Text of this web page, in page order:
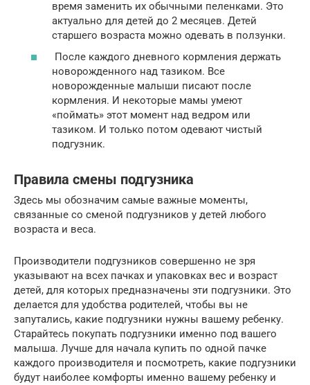
время заменить их обычными пеленками. Это
актуально для детей до 2 месяцев. Детей
старшего возраста можно одевать в ползунки.
После каждого дневного кормления держать
новорожденного над тазиком. Все
новорожденные малыши писают после
кормления. И некоторые мамы умеют
«поймать» этот момент над ведром или
тазиком. И только потом одевают чистый
подгузник.
Правила смены подгузника
Здесь мы обозначим самые важные моменты,
связанные со сменой подгузников у детей любого
возраста и веса.
Производители подгузников совершенно не зря
указывают на всех пачках и упаковках вес и возраст
детей, для которых предназначены эти подгузники. Это
делается для удобства родителей, чтобы вы не
запутались, какие подгузники нужны вашему ребенку.
Старайтесь покупать подгузники именно под вашего
малыша. Лучше для начала купить по одной пачке
каждого производителя и посмотреть, какие подгузники
будут наиболее комфорты именно вашему ребенку и